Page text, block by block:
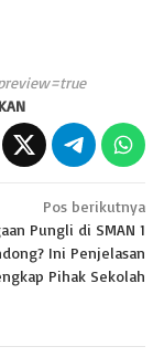
Pos berikutnya
Pungli di SMAN 1
Ini Penjelasan
Pihak Sekolah